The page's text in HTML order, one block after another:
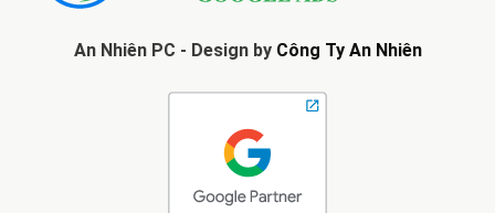
An Nhiên PC - Design by Công Ty An Nhiên